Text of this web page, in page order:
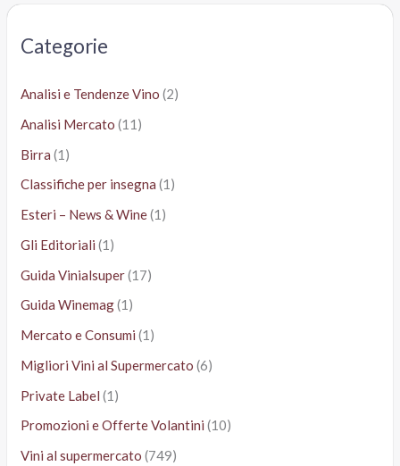
Categorie
Analisi e Tendenze Vino (2)
Analisi Mercato (11)
Birra (1)
Classifiche per insegna (1)
Esteri – News & Wine(1)
Gli Editoriali (1)
Guida Vinialsuper(17)
Guida Winemag(1)
Mercato e Consumi (1)
Migliori Vini al Supermercato (6)
Private Label (1)
Promozioni e Offerte Volantini (10)
Vini al supermercato (749)